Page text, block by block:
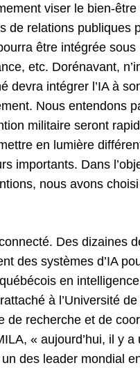
viser le bien-
relations publiques
être intégrée
etc. Dorénavant,
devra intégrer l’IA à
Nous entendons
militaire seront
en lumière
importants. Dans
nous avons
Des dizaines
des systèmes d’IA
en
à l’Université
de recherche et de
« aujourd’hui, il y
des leader mondial